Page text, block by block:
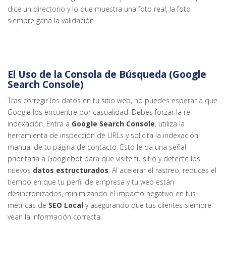
dice un directorio y lo que muestra una foto real, la foto
siempre gana la validación.
El Uso de la Consola de Búsqueda (Google
Search Console)
Tras corregir los datos en tu sitio web, no puedes esperar a que
Google los encuentre por casualidad. Debes forzar la re-
indexación. Entra a Google Search Console, utiliza la
herramienta de inspección de URLs y solicita la indexación
manual de tu página de contacto. Esto le da una señal
prioritaria a Googlebot para que visite tu sitio y detecte los
nuevos datos estructurados . Al acelerar el rastreo, reduces el
tiempo en que tu perfil de empresa y tu web están
desincronizados, minimizando el impacto negativo en tus
métricas de SEO Local y asegurando que tus clientes siempre
vean la información correcta.